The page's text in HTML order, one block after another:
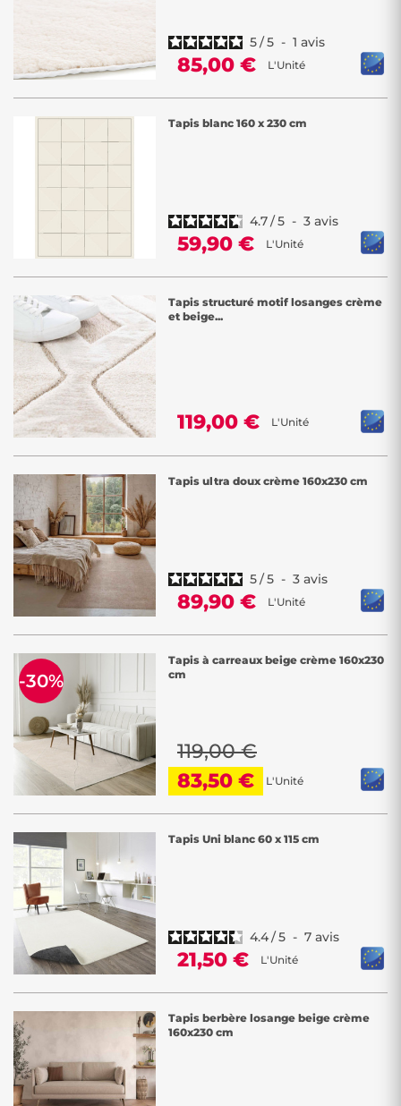
5/5 - 1 avis
85,00 € L'Unité
Tapis blanc 160 x 230 cm
4.7/5 - 3 avis
59,90 € L'Unité
Tapis structuré motif losanges crème
et beige...
119,00 € L'Unité
Tapis ultra doux crème 160x230 cm
5/5 - 3 avis
89,90 € L'Unité
Tapis à carreaux beige crème 160x230
cm
119,00 €
83,50 €
L'Unité
-30%
Tapis Uni blanc 60 x 115 cm
4.4/5 - 7 avis
21,50 € L'Unité
Tapis berbère losange beige crème
160x230 cm